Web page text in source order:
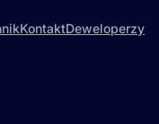
KontaktDeweloperzy